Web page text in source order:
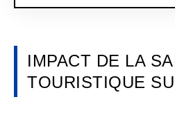
IMPACT DE LA
TOURISTIQUE